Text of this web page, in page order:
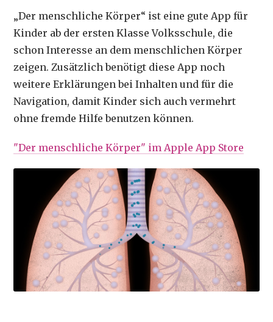
„Der menschliche Körper“ ist eine gute App für
Kinder ab der ersten Klasse Volksschule, die
schon Interesse an dem menschlichen Körper
zeigen. Zusätzlich benötigt diese App noch
weitere Erklärungen bei Inhalten und für die
Navigation, damit Kinder sich auch vermehrt
ohne fremde Hilfe benutzen können.
"Der menschliche Körper" im Apple App Store